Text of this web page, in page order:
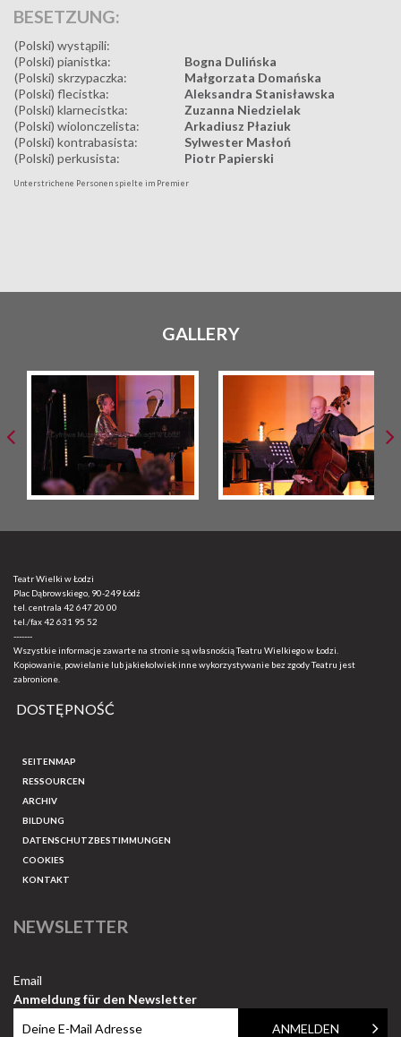
BESETZUNG:
(Polski) wystąpili:
(Polski) pianistka:
Bogna Dulińska
(Polski) skrzypaczka:
Małgorzata Domańska
(Polski) flecistka:
Aleksandra Stanisławska
(Polski) klarnecistka:
Zuzanna Niedzielak
(Polski) wiolonczelista:
Arkadiusz Płaziuk
(Polski) kontrabasista:
Sylwester Masłoń
(Polski) perkusista:
Piotr Papierski
Unterstrichene Personen spielte im Premier
GALLERY
Teatr Wielki w Łodzi
Plac Dąbrowskiego, 90-249 Łódź
tel. centrala 42 647 20 00
tel./fax42 631 95 52
-------
Wszystkie informacje zawarte na stronie są własnością Teatru Wielkiego w Łodzi.
Kopiowanie, powielanie lub jakiekolwiek inne wykorzystywanie bez zgody Teatru jest
zabronione.
DOSTĘPNOŚĆ
SEITENMAP
RESSOURCEN
ARCHIV
BILDUNG
DATENSCHUTZBESTIMMUNGEN
COOKIES
KONTAKT
NEWSLETTER
Email
Anmeldung für den Newsletter